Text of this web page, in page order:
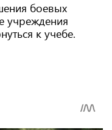
боевых
учреждения
к учебе.